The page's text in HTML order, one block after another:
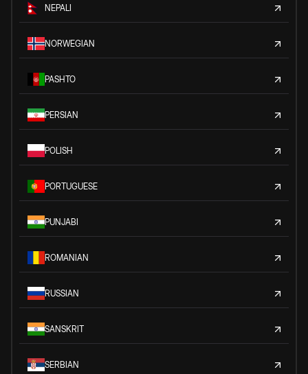
NEPALI
NORWEGIAN
PASHTO
PERSIAN
POLISH
PORTUGUESE
PUNJABI
ROMANIAN
RUSSIAN
SANSKRIT
SERBIAN